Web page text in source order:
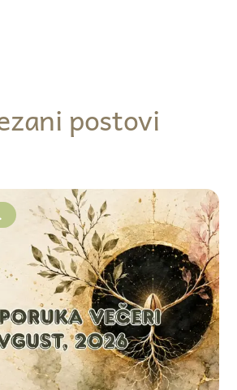
postovi